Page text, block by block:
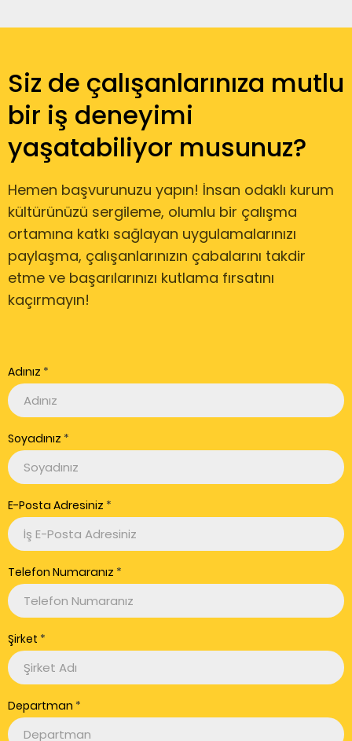
Siz de çalışanlarınıza mutlu
bir iş deneyimi
yaşatabiliyor musunuz?
Hemen başvurunuzu yapın! İnsan odaklı kurum
kültürünüzü sergileme, olumlu bir çalışma
ortamına katkı sağlayan uygulamalarınızı
paylaşma, çalışanlarınızın çabalarını takdir
etme ve başarılarınızı kutlama fırsatını
kaçırmayın!
Adınız
E-Posta Adresiniz
Soyadınız
Telefon Numaranız
Departman
Şirket